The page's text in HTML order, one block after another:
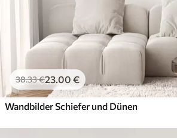
38.33€23.00 €
Wandbilder Schiefer und Dünen